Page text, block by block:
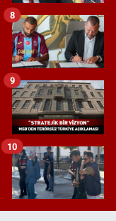
8
9
10